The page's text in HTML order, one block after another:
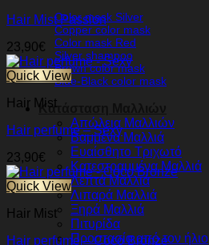
Color mask Silver
Copper color mask
Color mask Red
Silver shampoo
Brown color mask
Blue-Black color mask
Κατάσταση Μαλλιών
Απώλεια Μαλλιών
Βαμμένα Μαλλιά
Ευαίσθητο Τριχωτό
Κατεστραμμένα Μαλλιά
Λεπτά Μαλλιά
Λιπαρά Μαλλιά
Ξηρά Μαλλιά
Πιτυρίδα
Προστασία από τον ήλιο
Hair Mist Passion
23,90€
Quick View
Hair Mist
Hair perfume – Sexy
23,90€
Quick View
Hair Mist
Hair perfume – Coco Bronze